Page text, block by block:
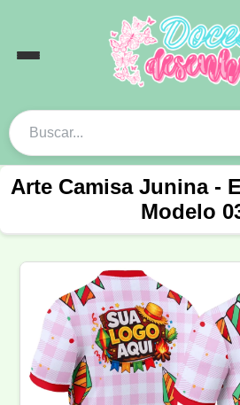
Arte Camisa Junina -
Modelo